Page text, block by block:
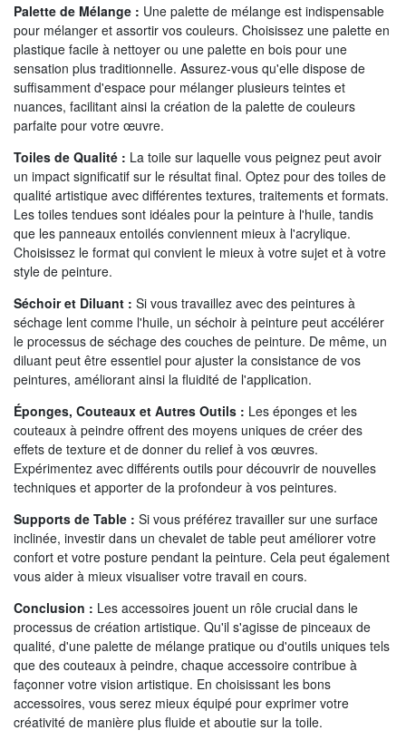
Palette de Mélange : Une palette de mélange est indispensable
pour mélanger et assortir vos couleurs. Choisissez une palette en
plastique facile à nettoyer ou une palette en bois pour une
sensation plus traditionnelle. Assurez-vous qu'elle dispose de
suffisamment d'espace pour mélanger plusieurs teintes et
nuances, facilitant ainsi la création de la palette de couleurs
parfaite pour votre œuvre.
Toiles de Qualité : La toile sur laquelle vous peignez peut avoir
un impact significatif sur le résultat final. Optez pour des toiles de
qualité artistique avec différentes textures, traitements et formats.
Les toiles tendues sont idéales pour la peinture à l'huile, tandis
que les panneaux entoilés conviennent mieux à l'acrylique.
Choisissez le format qui convient le mieux à votre sujet et à votre
style de peinture.
Séchoir et Diluant : Si vous travaillez avec des peintures à
séchage lent comme l'huile, un séchoir à peinture peut accélérer
le processus de séchage des couches de peinture. De même, un
diluant peut être essentiel pour ajuster la consistance de vos
peintures, améliorant ainsi la fluidité de l'application.
Éponges, Couteaux et Autres Outils : Les éponges et les
couteaux à peindre offrent des moyens uniques de créer des
effets de texture et de donner du relief à vos œuvres.
Expérimentez avec différents outils pour découvrir de nouvelles
techniques et apporter de la profondeur à vos peintures.
Supports de Table : Si vous préférez travailler sur une surface
inclinée, investir dans un chevalet de table peut améliorer votre
confort et votre posture pendant la peinture. Cela peut également
vous aider à mieux visualiser votre travail en cours.
Conclusion : Les accessoires jouent un rôle crucial dans le
processus de création artistique. Qu'il s'agisse de pinceaux de
qualité, d'une palette de mélange pratique ou d'outils uniques tels
que des couteaux à peindre, chaque accessoire contribue à
façonner votre vision artistique. En choisissant les bons
accessoires, vous serez mieux équipé pour exprimer votre
créativité de manière plus fluide et aboutie sur la toile.